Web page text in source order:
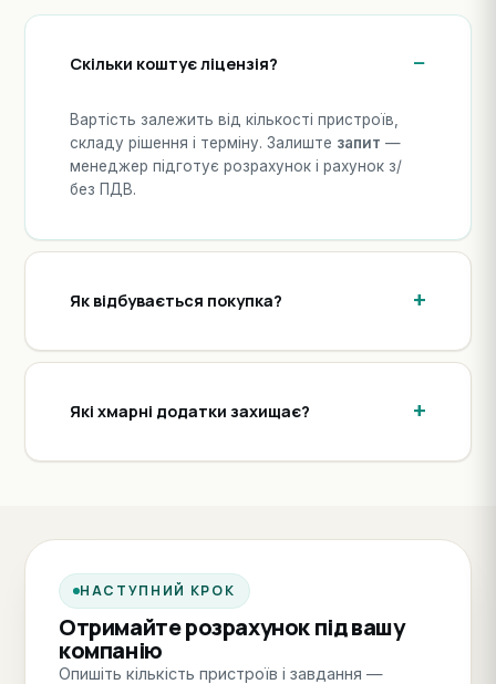
Скільки коштує ліцензія?
Вартість залежить від кількості пристроїв,
складу рішення і терміну. Залиште запит —
менеджер підготує розрахунок і рахунок з/
без ПДВ.
Як відбувається покупка?
Які хмарні додатки захищає?
НАСТУПНИЙ КРОК
Отримайте розрахунок під вашу
компанію
Опишіть кількість пристроїв і завдання —